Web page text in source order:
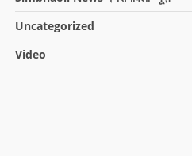
Uncategorized
Video